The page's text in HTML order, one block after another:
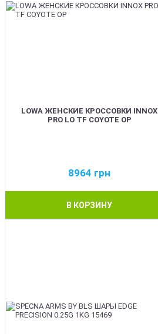
LOWA ЖЕНСКИЕ КРОССОВКИ INNOX
PRO LO TF COYOTE OP
8964 грн
В КОРЗИНУ